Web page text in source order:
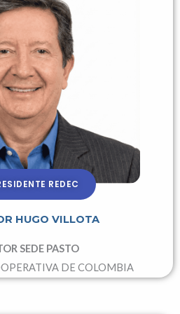
REDEC
HUGO VILLOTA
SEDE PASTO
DE COLOMBIA